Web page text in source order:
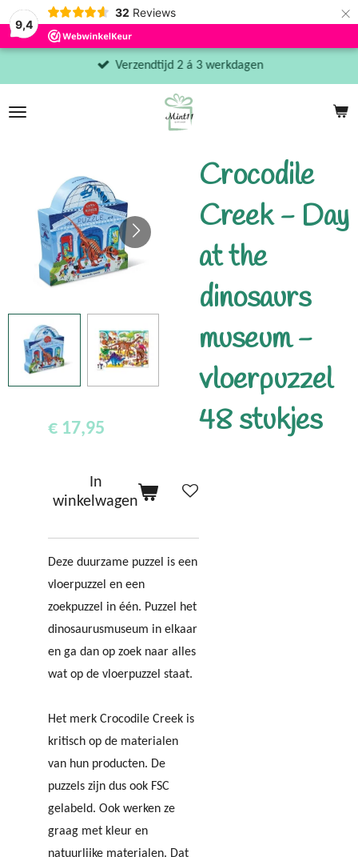
9,4
32 Reviews ×
Verzendtijd 2 á 3 werkdagen
Crocodile
Creek - Day
at the
dinosaurs
museum -
vloerpuzzel
48 stukjes
€ 17,95
In
winkelwagen
Deze duurzame puzzel is een
vloerpuzzel en een
zoekpuzzel in één. Puzzel het
dinosaurusmuseum in elkaar
en ga dan op zoek naar alles
wat op de vloerpuzzel staat.
Het merk Crocodile Creek is
kritisch op de materialen
van hun producten. De
puzzels zijn dus ook FSC
gelabeld. Ook werken ze
graag met kleur en
natuurlijke materialen. Dat